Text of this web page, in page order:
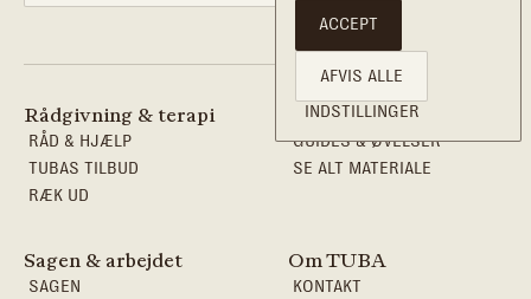
Rådgivning & terapi
RÅD & HJÆLP
TUBAS TILBUD
RÆK UD
Viden & redskaber
GUIDES & ØVELSER
SE ALT MATERIALE
Sagen & arbejdet
SAGEN
Om TUBA
KONTAKT
ACCEPT
AFVIS ALLE
INDSTILLINGER